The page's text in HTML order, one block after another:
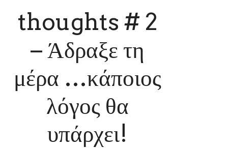
thoughts # 2
– Άδραξε τη
μέρα …κάποιος
λόγος θα
υπάρχει!